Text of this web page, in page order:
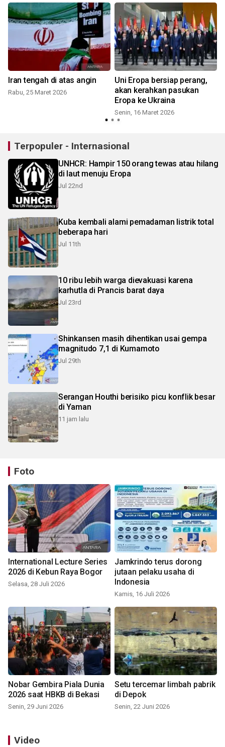
Iran tengah di atas angin
Rabu, 25 Maret 2026
Uni Eropa bersiap perang,
akan kerahkan pasukan
Eropa ke Ukraina
Senin, 16 Maret 2026
Terpopuler - Internasional
UNHCR: Hampir 150 orang tewas atau hilang
di laut menuju Eropa
Jul 22nd
Kuba kembali alami pemadaman listrik total
beberapa hari
Jul 11th
10 ribu lebih warga dievakuasi karena
karhutla di Prancis barat daya
Jul 23rd
Shinkansen masih dihentikan usai gempa
magnitudo 7,1 di Kumamoto
Jul 29th
Serangan Houthi berisiko picu konflik besar
di Yaman
11 jam lalu
Foto
International Lecture Series
2026 di Kebun Raya Bogor
Selasa, 28 Juli 2026
Jamkrindo terus dorong
jutaan pelaku usaha di
Indonesia
Kamis, 16 Juli 2026
Nobar Gembira Piala Dunia
2026 saat HBKB di Bekasi
Senin, 29 Juni 2026
Setu tercemar limbah pabrik
di Depok
Senin, 22 Juni 2026
Video